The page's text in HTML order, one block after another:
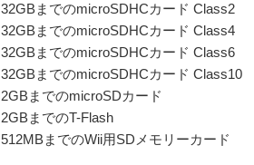
32GBまでのmicroSDHCカード Class2
32GBまでのmicroSDHCカード Class4
32GBまでのmicroSDHCカード Class6
32GBまでのmicroSDHCカード Class10
2GBまでのmicroSDカード
2GBまでのT-Flash
512MBまでのWii用SDメモリーカード